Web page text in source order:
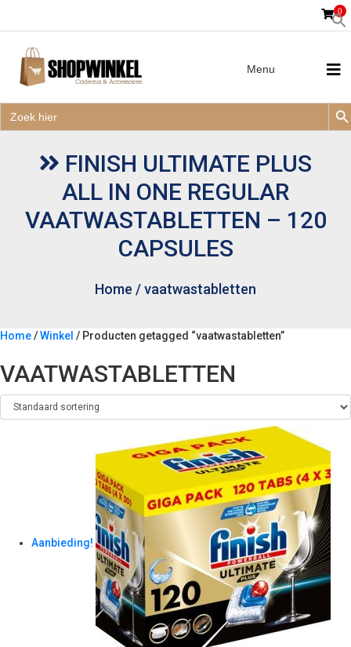
naar:
0
Zoek
naar:
Menu
FINISH ULTIMATE PLUS
ALL IN ONE REGULAR
VAATWASTABLETTEN – 120
CAPSULES
Home /vaatwastabletten
Home/Winkel / Producten getagged “vaatwastabletten”
VAATWASTABLETTEN
Aanbieding!